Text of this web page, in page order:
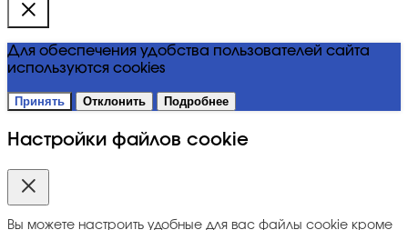
Для обеспечения удобства пользователей сайта
используются cookies
Принять Отклонить Подробнее
Настройки файлов cookie
Вы можете настроить удобные для вас файлы cookie кроме